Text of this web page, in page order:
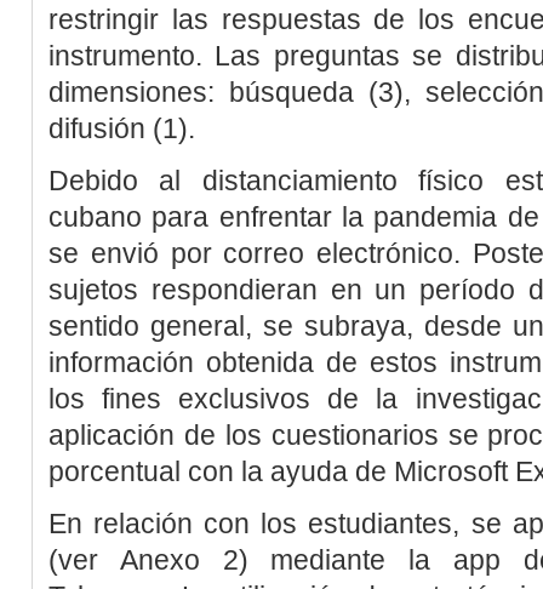
restringir las respuestas de los
instrumento. Las preguntas se
dimensiones: búsqueda (3),
difusión (1).
Debido al distanciamiento físico
cubano para enfrentar la pandemia
se envió por correo electrónico.
sujetos respondieran en un período
sentido general, se subraya, desde
información obtenida de estos
los fines exclusivos de la
aplicación de los cuestionarios se
porcentual con la ayuda de Microsoft
En relación con los estudiantes, se
(ver Anexo 2) mediante la app